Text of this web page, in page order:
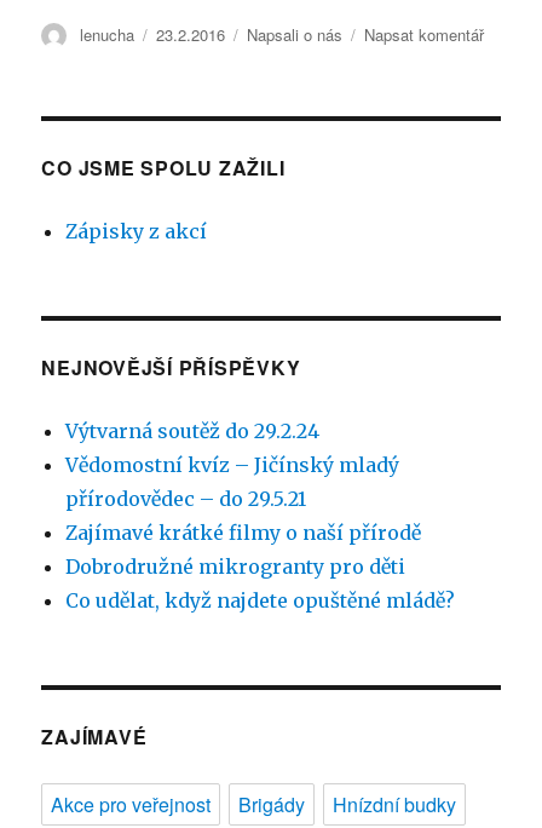
Autor:
lenucha Publikováno:
23.2.2016 Rubriky:
Napsali o nás Napsat komentářpro
názvem
CO JSME SPOLU ZAŽILI
Zápisky z akcí
NEJNOVĚJŠÍ PŘÍSPĚVKY
Výtvarná soutěž do 29.2.24
Vědomostní kvíz – Jičínský mladý
přírodovědec – do 29.5.21
Zajímavé krátké filmy o naší přírodě
Dobrodružné mikrogranty pro děti
Co udělat, když najdete opuštěné mládě?
ZAJÍMAVÉ
Akce pro veřejnost Brigády
Hnízdní budky